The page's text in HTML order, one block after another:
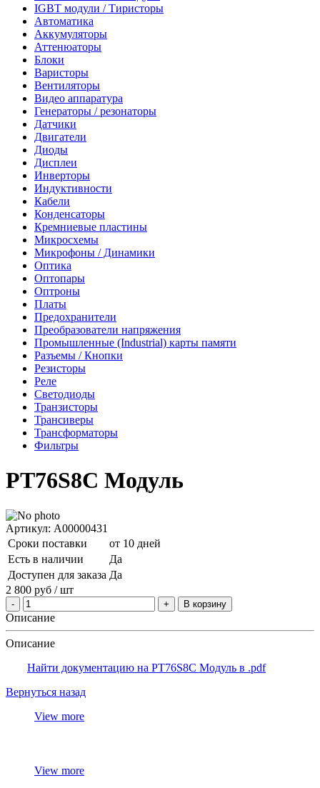
IGBT модули / Тиристоры
Автоматика
Аккумуляторы
Аттенюаторы
Блоки
Варисторы
Вентиляторы
Видео аппаратура
Генераторы / резонаторы
Датчики
Двигатели
Диоды
Дисплеи
Инверторы
Индуктивности
Кабели
Конденсаторы
Кремниевые пластины
Микросхемы
Микрофоны / Динамики
Оптика
Оптопары
Оптроны
Платы
Предохранители
Преобразователи напряжения
Промышленные (Industrial) карты памяти
Разъемы / Кнопки
Резисторы
Реле
Светодиоды
Транзисторы
Трансиверы
Трансформаторы
Фильтры
PT76S8C Модуль
Артикул: A00000431
Сроки поставки
от 10 дней
Есть в наличии
Да
Доступен для заказа Да
2 800 руб / шт
В корзину
Описание
Описание
Найти документацию на PT76S8C Модуль в .pdf
Вернуться назад
View more
View more